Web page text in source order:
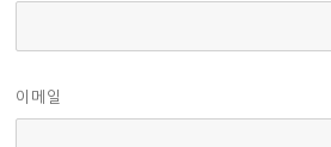
이메일